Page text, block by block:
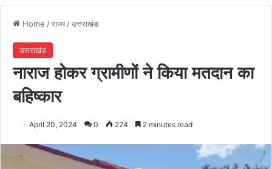
Home /राज्य /उत्तराखंड
उत्तराखंड
नाराज होकर ग्रामीणों ने किया मतदान का
बहिष्कार
April 20, 2024 0 224 2 minutes read